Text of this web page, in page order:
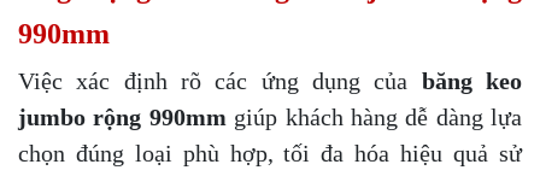
990mm
Việc xác định rõ các ứng dụng của băng keo
jumbo rộng 990mm giúp khách hàng dễ dàng lựa
chọn đúng loại phù hợp, tối đa hóa hiệu quả sử